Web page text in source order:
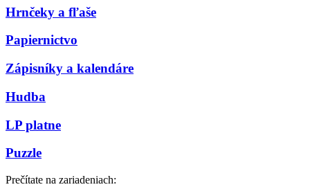
Hrnčeky a fľaše
Papiernictvo
Zápisníky a kalendáre
Hudba
LP platne
Puzzle
Prečítate na zariadeniach: